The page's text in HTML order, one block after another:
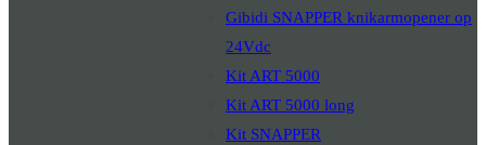
Gibidi SNAPPER knikarmopener op
24Vdc
Kit ART 5000
Kit ART 5000 long
Kit SNAPPER